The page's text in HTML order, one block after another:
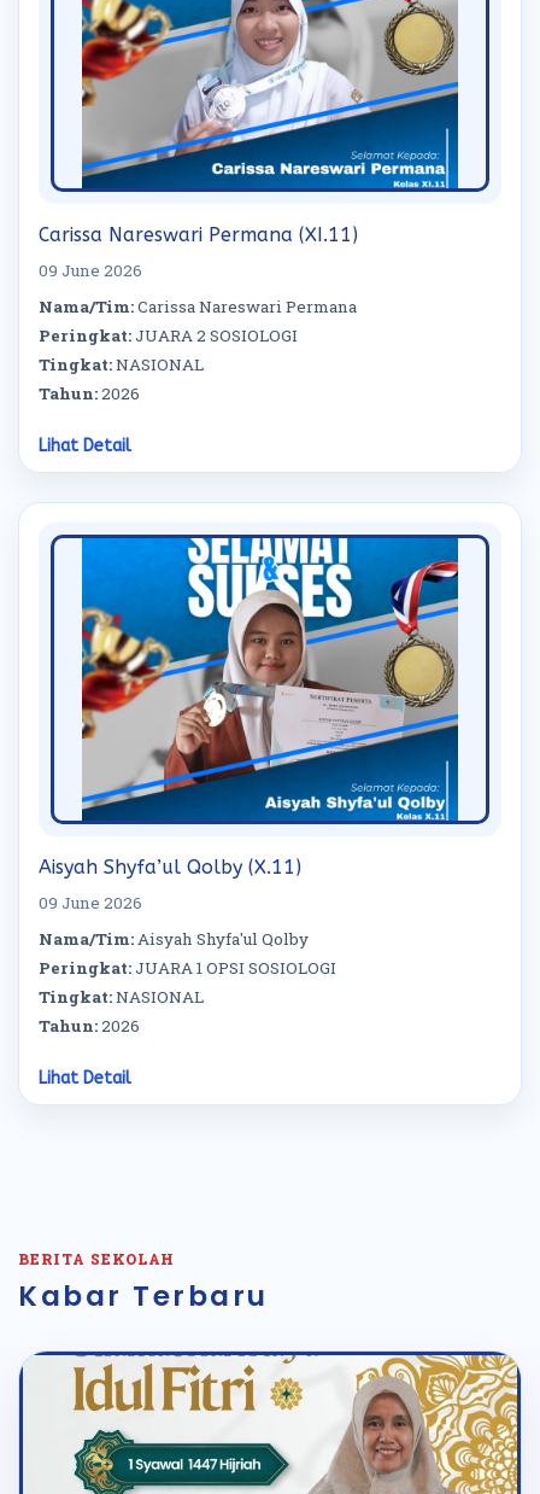
Carissa Nareswari Permana (XI.11)
09 June 2026
Nama/Tim:Carissa Nareswari Permana
Peringkat:JUARA 2 SOSIOLOGI
Tingkat:NASIONAL
Tahun:2026
Lihat Detail
Aisyah Shyfa’ul Qolby (X.11)
09 June 2026
Nama/Tim:Aisyah Shyfa'ul Qolby
Peringkat:JUARA 1 OPSI SOSIOLOGI
Tingkat:NASIONAL
Tahun:2026
Lihat Detail
BERITA SEKOLAH
Kabar Terbaru